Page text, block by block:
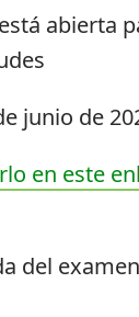
abierta
junio de
en este
del